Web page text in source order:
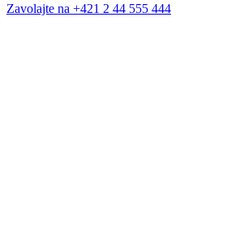
Zavolajte na +421 2 44 555 444